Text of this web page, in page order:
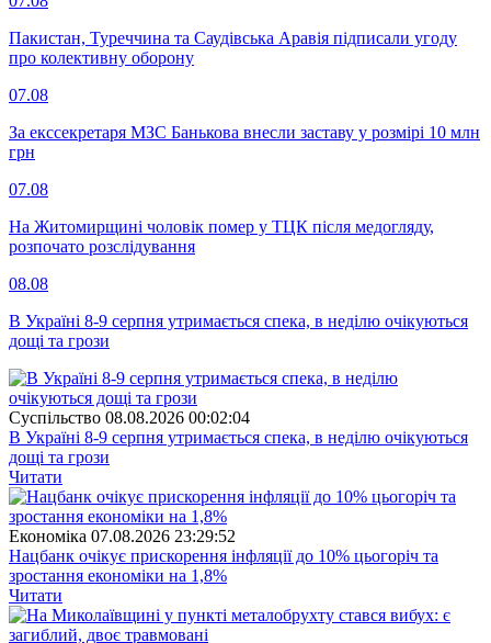
Пакистан, Туреччина та Саудівська Аравія підписали угоду
про колективну оборону
07.08
За екссекретаря МЗС Банькова внесли заставу у розмірі 10 млн
грн
07.08
На Житомирщині чоловік помер у ТЦК після медогляду,
розпочато розслідування
08.08
В Україні 8-9 серпня утримається спека, в неділю очікуються
дощі та грози
Суспiльство 08.08.2026 00:02:04
В Україні 8-9 серпня утримається спека, в неділю очікуються
дощі та грози
Читати
Економіка 07.08.2026 23:29:52
Нацбанк очікує прискорення інфляції до 10% цьогоріч та
зростання економіки на 1,8%
Читати